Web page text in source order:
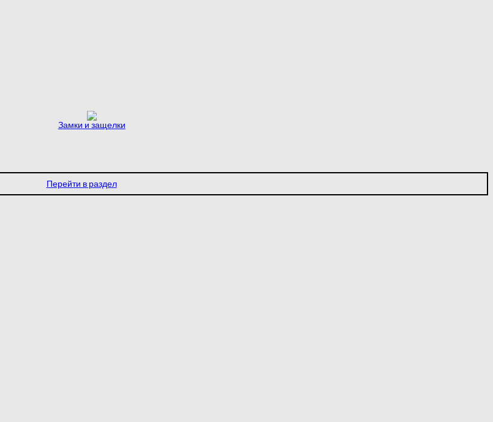
Замки и защелки
Перейти в раздел